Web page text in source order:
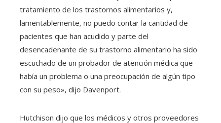
tratamiento de los trastornos alimentarios y,
lamentablemente, no puedo contar la cantidad de
pacientes que han acudido y parte del
desencadenante de su trastorno alimentario ha sido
escuchado de un probador de atención médica que
había un problema o una preocupación de algún tipo
con su peso», dijo Davenport.
Hutchison dijo que los médicos y otros proveedores